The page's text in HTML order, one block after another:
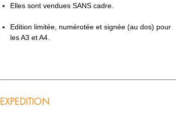
Elles sont vendues SANS cadre.
Edition limitée, numérotée et signée (au dos) pour
les A3 et A4.
EXPEDITION